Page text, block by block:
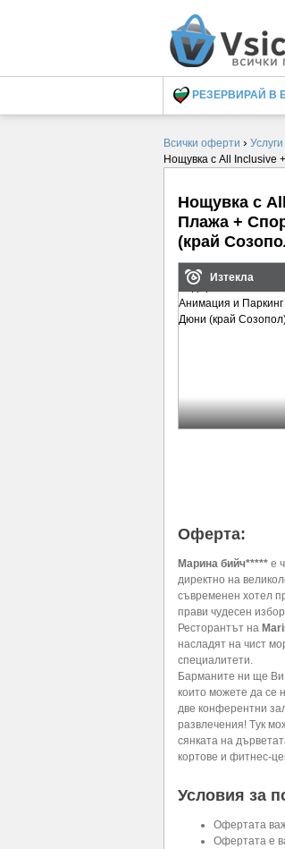
РЕЗЕРВИРАЙ В
Всички оферти ›
Нощувка с All Inclusive
Нощувка с
Плажа +
(край
Изтекла
Оферта:
Марина бийч***** е
директно на
съвременен хотел
прави чудесен
Ресторантът на
насладят на чист
специалитети.
Барманите ни ще Ви
които можете да се
две конферентни
развлечения! Tук
сянката на
кортове и фитнес-
Условия за
Офертата
Офертата е